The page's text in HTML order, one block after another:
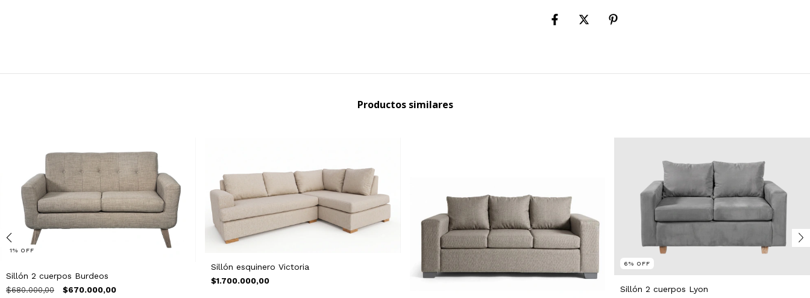
Productos similares
1% OFF
Sillón 2 cuerpos Burdeos
$680.000,00 $670.000,00
Sillón esquinero Victoria
$1.700.000,00
6% OFF
Sillón 2 cuerpos Lyon